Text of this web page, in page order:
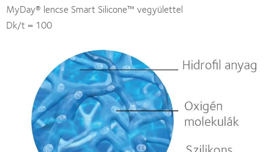
MyDay® lencse Smart Silicone™ vegyülettel
Dk/t = 100